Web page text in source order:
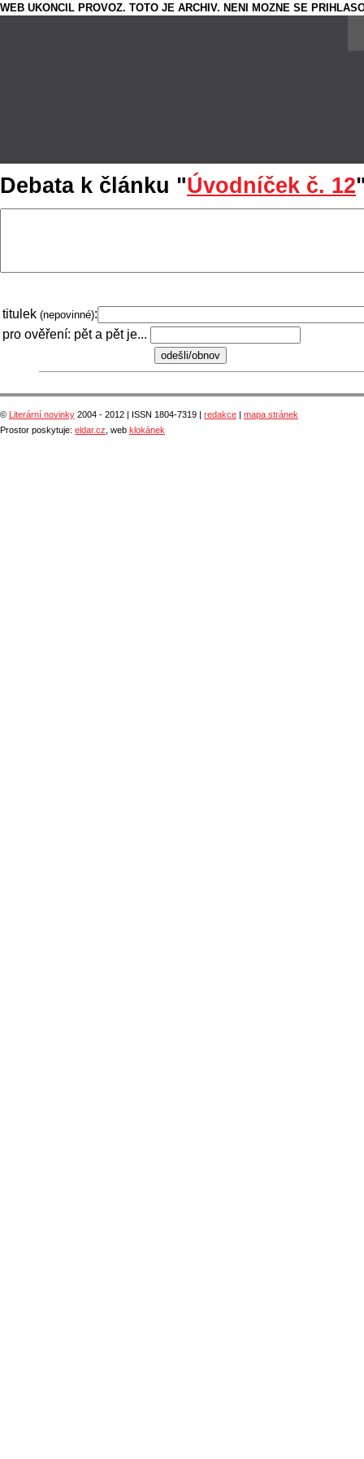
WEB UKONCIL PROVOZ. TOTO JE ARCHIV. NENI MOZNE SE
Debata k článku "Úvodníček č. 12
titulek (nepovinné):
pro ověření: pět a pět je...
© Literární novinky 2004 - 2012 | ISSN 1804-7319 | redakce | mapa stránek
Prostor poskytuje: eldar.cz , web klokánek